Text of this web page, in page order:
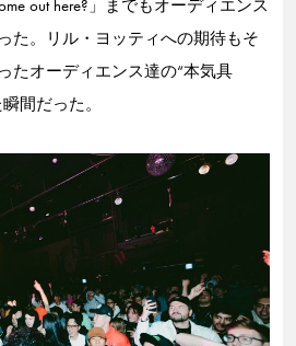
out here?」までもオーディエンス
た。リル・ヨッティへの期待もそ
たオーディエンス達の“本気具
間だった。